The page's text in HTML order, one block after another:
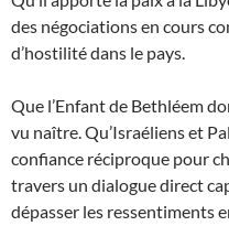
des négociations en cours
d’hostilité dans le pays.
Que l’Enfant de Bethléem
vu naître. Qu’Israéliens et
confiance réciproque pour
travers un dialogue direct
dépasser les ressentiments